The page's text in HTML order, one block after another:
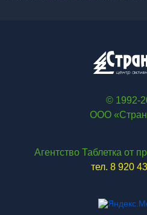
© 1992-
ООО
Агентство Таблетка от
тел. 8 920